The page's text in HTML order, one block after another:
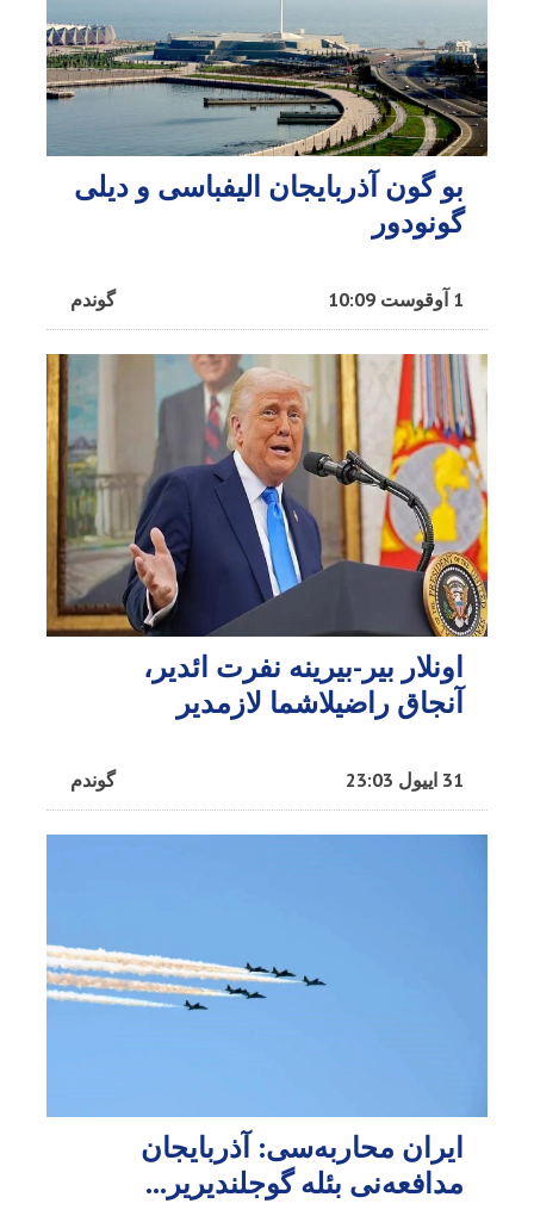
بو گون آذربایجان الیفباسی و دیلی
گونودور
گوندم 1 آوقوست 10:09
اونلار بیر-بیرینه نفرت ائدیر،
آنجاق راضیلاشما لازمدیر
گوندم 31 اییول 23:03
ایران محاربه‌سی: آذربایجان
مدافعه‌نی بئله گوجلندیریر...